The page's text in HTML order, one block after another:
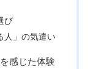
び
」の気遣い
感じた体験